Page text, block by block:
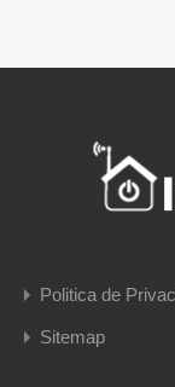
Politica de
Sitemap